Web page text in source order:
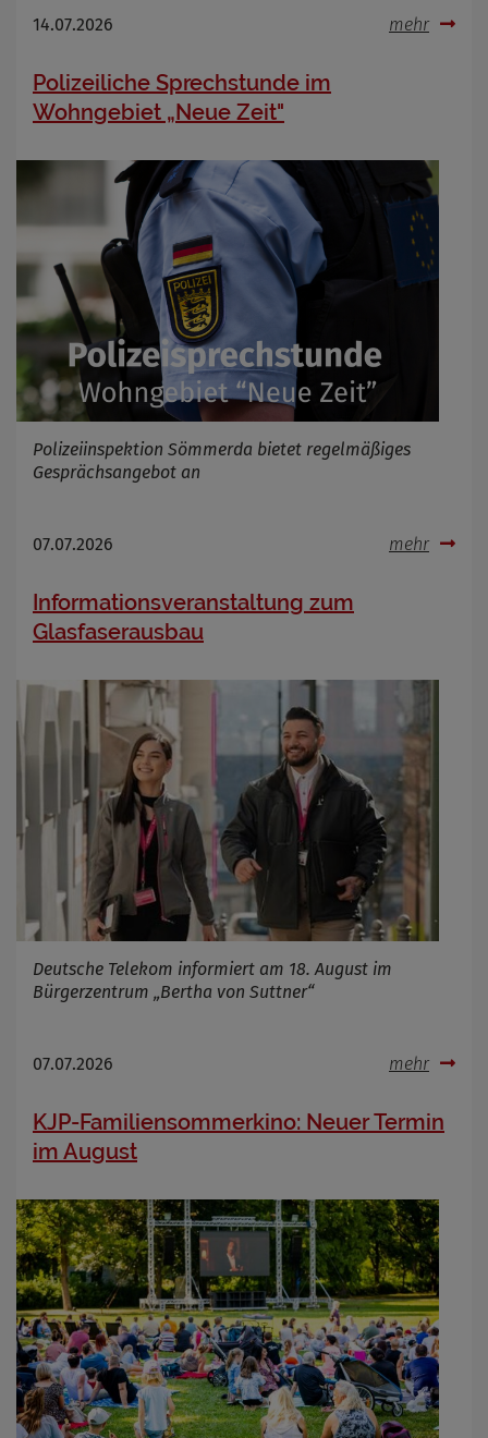
14.07.2026 mehr
Polizeiliche Sprechstunde im
Wohngebiet „Neue Zeit"
Polizeiinspektion Sömmerda bietet regelmäßiges
Gesprächsangebot an
07.07.2026 mehr
Informationsveranstaltung zum
Glasfaserausbau
Deutsche Telekom informiert am 18. August im
Bürgerzentrum „Bertha von Suttner“
07.07.2026 mehr
KJP-Familiensommerkino: Neuer Termin
im August